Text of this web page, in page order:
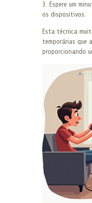
3. Espere um
os dispositivos.
Esta técnica
temporárias que
proporcionando